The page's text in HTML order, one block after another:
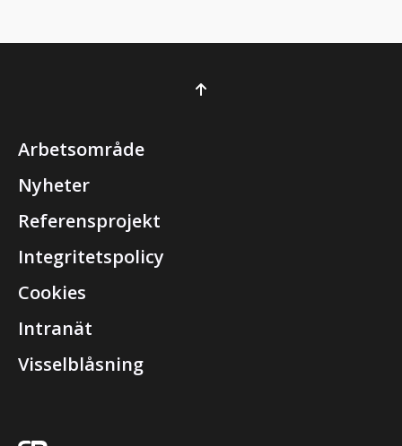
Arbetsområde
Nyheter
Referensprojekt
Integritetspolicy
Cookies
Intranät
Visselblåsning